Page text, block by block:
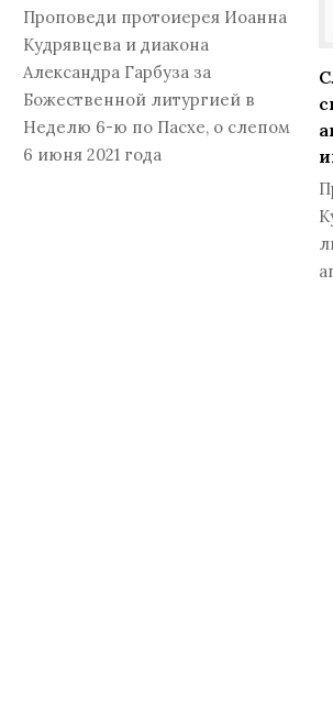
Проповеди протоиерея Иоанна
Кудрявцева и диакона
Александра Гарбуза за
Божественной литургией в
Неделю 6-ю по Пасхе, о слепом
6 июня 2021 года